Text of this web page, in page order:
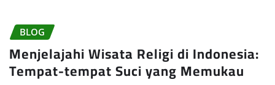
BLOG
Menjelajahi Wisata Religi di Indonesia:
Tempat-tempat Suci yang Memukau